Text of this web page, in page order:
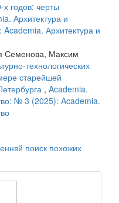
х годов: черты
Архитектура и
Архитектура и
Семенова, Максим
технологических
старейшей
, Academia.
№ 3 (2025): Academia.
поиск похожих